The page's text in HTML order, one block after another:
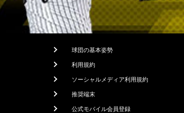
球団の基本姿勢
利用規約
ソーシャルメディア利用規約
推奨端末
公式モバイル会員登録